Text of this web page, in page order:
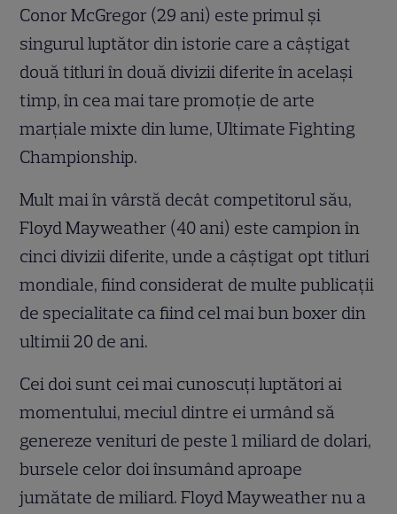
Conor McGregor (29 ani) este primul și
singurul luptător din istorie care a câștigat
două titluri în două divizii diferite în același
timp, în cea mai tare promoţie de arte
marţiale mixte din lume, Ultimate Fighting
Championship.
Mult mai în vârstă decât competitorul său,
Floyd Mayweather (40 ani) este campion în
cinci divizii diferite, unde a câștigat opt titluri
mondiale, fiind considerat de multe publicaţii
de specialitate ca fiind cel mai bun boxer din
ultimii 20 de ani.
Cei doi sunt cei mai cunoscuți luptători ai
momentului, meciul dintre ei urmând să
genereze venituri de peste 1 miliard de dolari,
bursele celor doi însumând aproape
jumătate de miliard. Floyd Mayweather nu a